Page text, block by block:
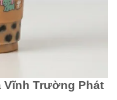
Vĩnh Trường Phát